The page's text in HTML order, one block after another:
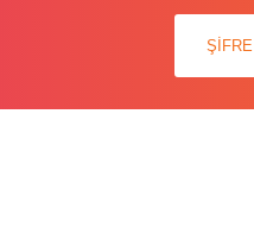
alanında sağladığı